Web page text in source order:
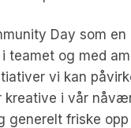
Day som
teamet og med
vi kan
kreative i vår
generelt friske opp